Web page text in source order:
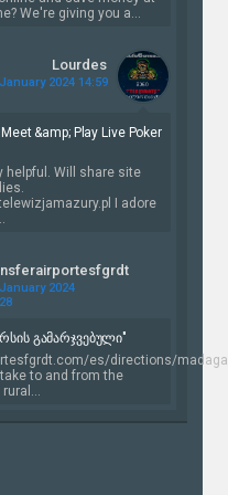
We're giving you a...
&amp; Play Live Poker
helpful. Will share site
I adore
Lourdes
2024 14:59
გამარჯვებული"
es/directions/
to and from the
2024